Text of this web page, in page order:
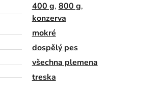
400 g, 800 g,
konzerva
mokré
dospělý pes
všechna plemena
treska